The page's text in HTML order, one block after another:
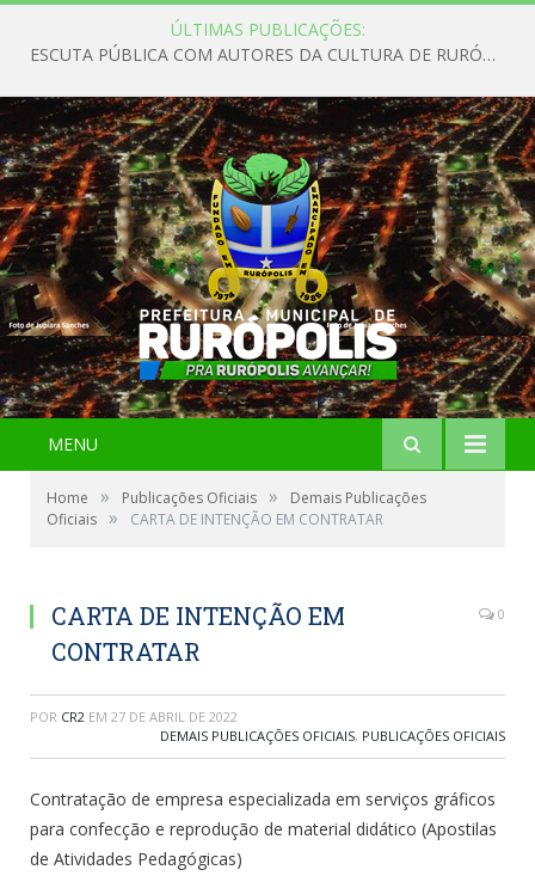
ÚLTIMAS PUBLICAÇÕES:
ESCUTA PÚBLICA COM AUTORES DA CULTURA DE RURÓPOLIS
MENU
Home » Publicações Oficiais »
Demais Publicações
Oficiais » CARTA DE INTENÇÃO EM CONTRATAR
CARTA DE INTENÇÃO EM
CONTRATAR
0
POR CR2 EM 27 DE ABRIL DE 2022
DEMAIS PUBLICAÇÕES OFICIAIS, PUBLICAÇÕES OFICIAIS
Contratação de empresa especializada em serviços gráficos
para confecção e reprodução de material didático (Apostilas
de Atividades Pedagógicas)